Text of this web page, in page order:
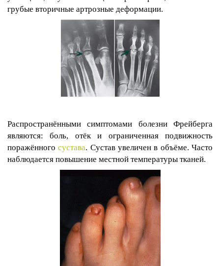
грубые вторичные артрозные деформации.
Распространёнными симптомами болезни Фрейберга
являются: боль, отёк и ограниченная подвижность
поражённого сустава. Сустав увеличен в объёме. Часто
наблюдается повышение местной температуры тканей.